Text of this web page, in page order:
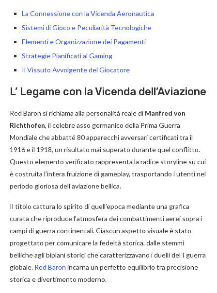
La Connessione con la Vicenda Aeronautica
Sistemi di Gioco e Peculiarità Tecnologiche
Elementi e Organizzazione dei Pagamenti
Strategie Pianificati al Gaming
Il Vissuto Avvolgente del Giocatore
L’ Legame con la Vicenda dell’Aviazione
Red Baron si richiama alla personalità reale di Manfred von
Richthofen, il celebre asso germanico della Prima Guerra
Mondiale che abbatté 80 apparecchi avversari certificati tra il
1916 e il 1918, un risultato mai superato durante quel conflitto.
Questo elemento verificato rappresenta la radice storyline su cui
è costruita l’intera fruizione di gameplay, trasportando i utenti nel
periodo gloriosa dell’aviazione bellica.
Il titolo cattura lo spirito di quell’epoca mediante una grafica
curata che riproduce l’atmosfera dei combattimenti aerei sopra i
campi di guerra continentali. Ciascun aspetto visuale è stato
progettato per comunicare la fedeltà storica, dalle stemmi
belliche agli biplani storici che caratterizzavano i duelli del I guerra
globale. Red Baron incarna un perfetto equilibrio tra precisione
storica e divertimento moderno.